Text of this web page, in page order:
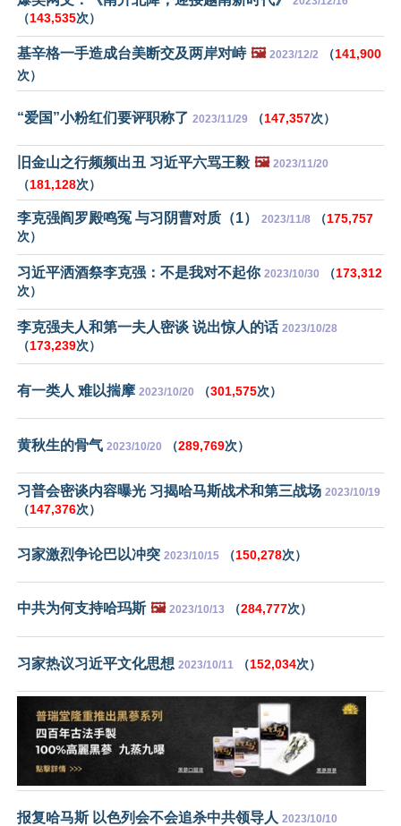
（143,535次）
基辛格一手造成台美断交及两岸对峙 🖼️ 2023/12/2 （141,900
次）
“爱国”小粉红们要评职称了 2023/11/29 （147,357次）
旧金山之行频频出丑 习近平六骂王毅 🖼️ 2023/11/20
（181,128次）
李克强阎罗殿鸣冤 与习阴曹对质（1） 2023/11/8 （175,757
次）
习近平洒酒祭李克强：不是我对不起你 2023/10/30 （173,312
次）
李克强夫人和第一夫人密谈 说出惊人的话 2023/10/28
（173,239次）
有一类人 难以揣摩 2023/10/20 （301,575次）
黄秋生的骨气 2023/10/20 （289,769次）
习普会密谈内容曝光 习揭哈马斯战术和第三战场 2023/10/19
（147,376次）
习家激烈争论巴以冲突 2023/10/15 （150,278次）
中共为何支持哈玛斯 🖼️ 2023/10/13 （284,777次）
习家热议习近平文化思想 2023/10/11 （152,034次）
报复哈马斯 以色列会不会追杀中共领导人 2023/10/10